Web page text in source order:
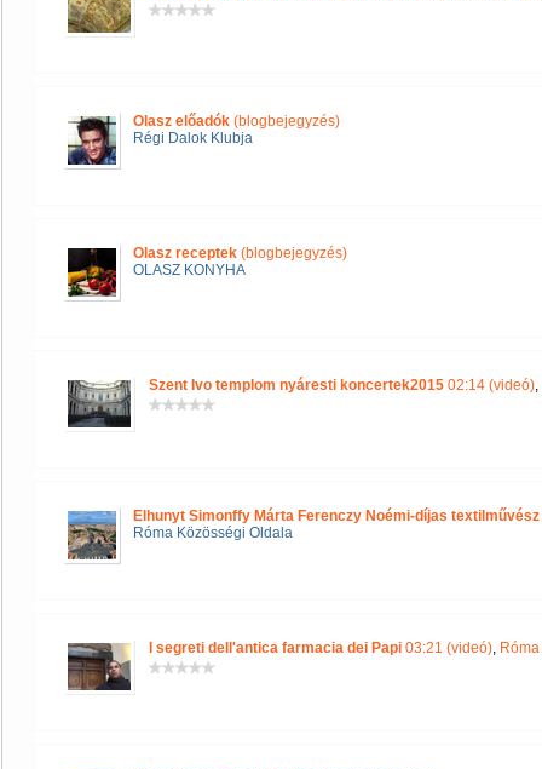
Olasz előadók (blogbejegyzés)
Régi Dalok Klubja
Olasz receptek (blogbejegyzés)
OLASZ KONYHA
Szent Ivo templom nyáresti koncertek2015 02:14 (videó),
Elhunyt Simonffy Márta Ferenczy Noémi-díjas textilművész
Róma Közösségi Oldala
I segreti dell'antica farmacia dei Papi 03:21 (videó),